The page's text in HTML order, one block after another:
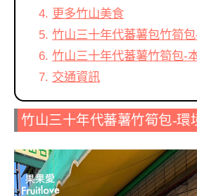
更多竹山美食
竹山三十年代蕃薯包竹筍
竹山三十年代蕃薯竹筍包-
交通資訊
竹山三十年代蕃薯竹筍包-環